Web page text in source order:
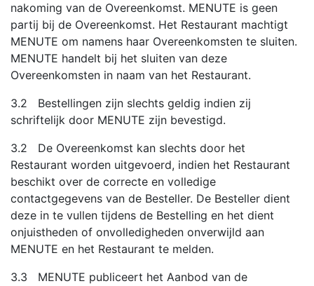
nakoming van de Overeenkomst. MENUTE is geen
partij bij de Overeenkomst. Het Restaurant machtigt
MENUTE om namens haar Overeenkomsten te sluiten.
MENUTE handelt bij het sluiten van deze
Overeenkomsten in naam van het Restaurant.
3.2 Bestellingen zijn slechts geldig indien zij
schriftelijk door MENUTE zijn bevestigd.
3.2 De Overeenkomst kan slechts door het
Restaurant worden uitgevoerd, indien het Restaurant
beschikt over de correcte en volledige
contactgegevens van de Besteller. De Besteller dient
deze in te vullen tijdens de Bestelling en het dient
onjuistheden of onvolledigheden onverwijld aan
MENUTE en het Restaurant te melden.
3.3 MENUTE publiceert het Aanbod van de